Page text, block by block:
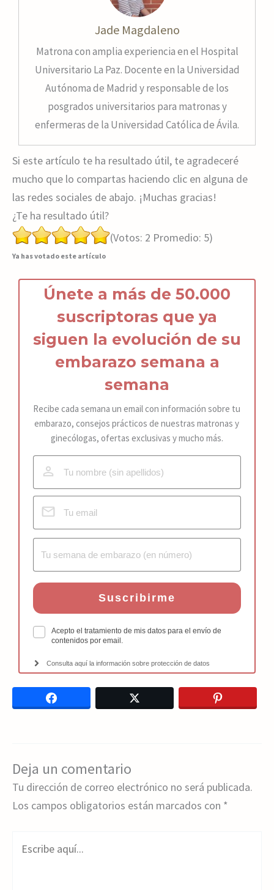
Jade Magdaleno
Matrona con amplia experiencia en el Hospital
Universitario La Paz. Docente en la Universidad
Autónoma de Madrid y responsable de los
posgrados universitarios para matronas y
enfermeras de la Universidad Católica de Ávila.
Si este artículo te ha resultado útil, te agradeceré
mucho que lo compartas haciendo clic en alguna de
las redes sociales de abajo. ¡Muchas gracias!
¿Te ha resultado útil?
(Votos: 2 Promedio: 5)
Ya has votado este artículo
Únete a más de 50.000
suscriptoras que ya
siguen la evolución de su
embarazo semana a
semana
Recibe cada semana un email con información sobre tu
embarazo, consejos prácticos de nuestras matronas y
ginecólogas, ofertas exclusivas y mucho más.
Suscribirme
Acepto el tratamiento de mis datos para el envío de
contenidos por email.
Consulta aquí la información sobre protección de datos
Deja un comentario
Tu dirección de correo electrónico no será publicada.
Los campos obligatorios están marcados con *